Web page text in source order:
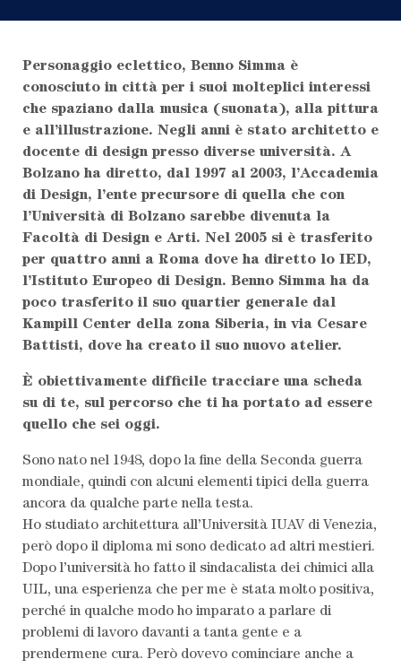
LEGGI L'ULTIMO
ABBONATI AL
Personaggio eclettico, Benno Simma è
conosciuto in città per i suoi molteplici interessi
che spaziano dalla musica (suonata), alla pittura
e all’illustrazione. Negli anni è stato architetto e
docente di design presso diverse università. A
Bolzano ha diretto, dal 1997 al 2003, l’Accademia
di Design, l’ente precursore di quella che con
l’Università di Bolzano sarebbe divenuta la
Facoltà di Design e Arti. Nel 2005 si è trasferito
per quattro anni a Roma dove ha diretto lo IED,
l’Istituto Europeo di Design. Benno Simma ha da
poco trasferito il suo quartier generale dal
Kampill Center della zona Siberia, in via Cesare
Battisti, dove ha creato il suo nuovo atelier.
È obiettivamente difficile tracciare una scheda
su di te, sul percorso che ti ha portato ad essere
quello che sei oggi.
Sono nato nel 1948, dopo la fine della Seconda guerra
mondiale, quindi con alcuni elementi tipici della guerra
ancora da qualche parte nella testa.
Ho studiato architettura all’Università IUAV di Venezia,
però dopo il diploma mi sono dedicato ad altri mestieri.
Dopo l’università ho fatto il sindacalista dei chimici alla
UIL, una esperienza che per me è stata molto positiva,
perché in qualche modo ho imparato a parlare di
problemi di lavoro davanti a tanta gente e a
prendermene cura. Però dovevo cominciare anche a